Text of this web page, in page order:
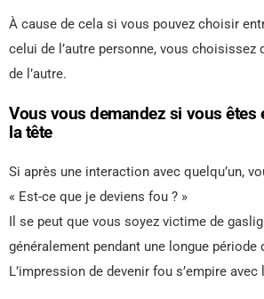
À cause de cela si vous pouvez choisir
celui de l’autre personne, vous choisissez
de l’autre.
Vous vous demandez si vous êtes
la tête
Si après une interaction avec quelqu’un,
« Est-ce que je deviens fou ? »
Il se peut que vous soyez victime de
généralement pendant une longue période
L’impression de devenir fou s’empire avec